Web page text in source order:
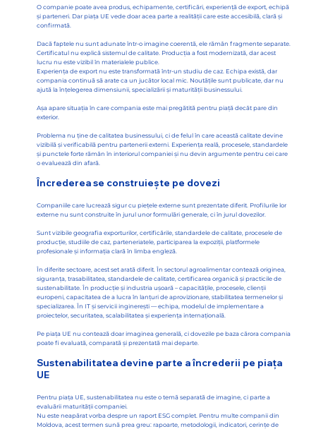
O companie poate avea produs, echipamente, certificări, experiență de export, echipă
și parteneri. Dar piața UE vede doar acea parte a realității care este accesibilă, clară și
confirmată.
Dacă faptele nu sunt adunate într-o imagine coerentă, ele rămân fragmente separate.
Certificatul nu explică sistemul de calitate. Producția a fost modernizată, dar acest
lucru nu este vizibil în materialele publice.
Experiența de export nu este transformată într-un studiu de caz. Echipa există, dar
compania continuă să arate ca un jucător local mic. Noutățile sunt publicate, dar nu
ajută la înțelegerea dimensiunii, specializării și maturității businessului.
Așa apare situația în care compania este mai pregătită pentru piață decât pare din
exterior.
Problema nu ține de calitatea businessului, ci de felul în care această calitate devine
vizibilă și verificabilă pentru partenerii externi. Experiența reală, procesele, standardele
și punctele forte rămân în interiorul companiei și nu devin argumente pentru cei care
o evaluează din afară.
Încrederea se construiește pe dovezi
Companiile care lucrează sigur cu piețele externe sunt prezentate diferit. Profilurile lor
externe nu sunt construite în jurul unor formulări generale, ci în jurul dovezilor.
Sunt vizibile geografia exporturilor, certificările, standardele de calitate, procesele de
producție, studiile de caz, parteneriatele, participarea la expoziții, platformele
profesionale și informația clară în limba engleză.
În diferite sectoare, acest set arată diferit. În sectorul agroalimentar contează originea,
siguranța, trasabilitatea, standardele de calitate, certificarea organică și practicile de
sustenabilitate. În producție și industria ușoară – capacitățile, procesele, clienții
europeni, capacitatea de a lucra în lanțuri de aprovizionare, stabilitatea termenelor și
specializarea. În IT și servicii inginerești — echipa, modelul de implementare a
proiectelor, securitatea, scalabilitatea și experiența internațională.
Pe piața UE nu contează doar imaginea generală, ci dovezile pe baza cărora compania
poate fi evaluată, comparată și prezentată mai departe.
Sustenabilitatea devine parte a încrederii pe piața
UE
Pentru piața UE, sustenabilitatea nu este o temă separată de imagine, ci parte a
evaluării maturității companiei.
Nu este neapărat vorba despre un raport ESG complet. Pentru multe companii din
Moldova, acest termen sună prea greu: rapoarte, metodologii, indicatori, cerințe de